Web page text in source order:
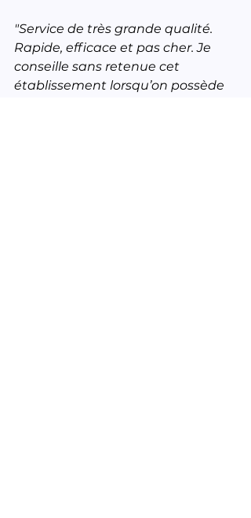
"Service de très grande qualité.
Rapide, efficace et pas cher. Je
conseille sans retenue cet
établissement lorsqu’on possède